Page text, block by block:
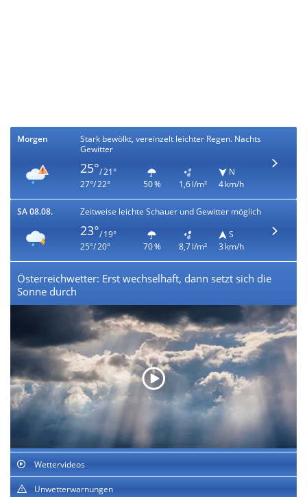
Morgen
Stark bewölkt, vereinzelt leichter Regen. Nachts
Gewitter
25°/ 21°
27°/ 22°
50 % 1,6 l/m²
N
4 km/h
SA 08.08. Zeitweise leichte Schauer und Gewitter möglich
23°/ 19°
25°/ 20°
70 % 8,7 l/m²
S
3 km/h
Österreichwetter: Erst wechselhaft, dann setzt sich die
Sonne durch
Wettervideos
Unwetterwarnungen